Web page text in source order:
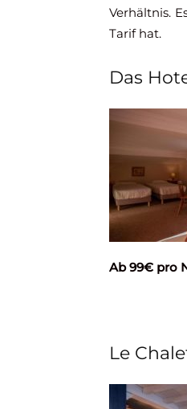
Verhältnis.
Tarif hat.
Das
Ab 99€ pro
Le